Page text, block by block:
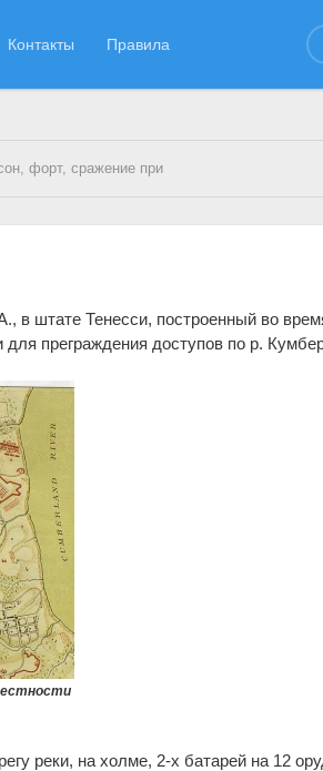
Контакты Правила
форт, сражение при
в штате Тенесси, построенный во
преграждения доступов по р.
реки, на холме, 2-х батарей на 12